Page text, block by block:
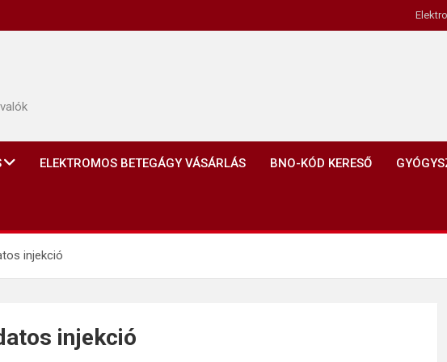
ELEKTROMOS BETEGÁGY VÁSÁRLÁS BNO-KÓD KERESŐ
injekció
injekció